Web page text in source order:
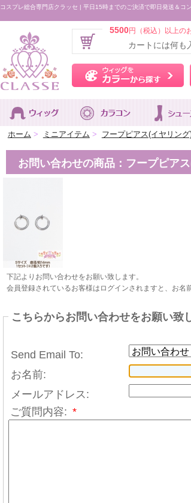
コスプレ総合専門店クラッセ | 平日15時までのご決済で即日発送＆コ
5500円（税込）以上の
カートには何も
ホーム > ミニアイテム > フープピアス(イヤリン
お問い合わせの商品：フープピア
下記よりお問い合わせをお願い致します。
会員登録されているお客様はログインされますと、お名
こちらからお問い合わせをお願い致
Send Email To:
お名前:
メールアドレス:
ご質問内容: *